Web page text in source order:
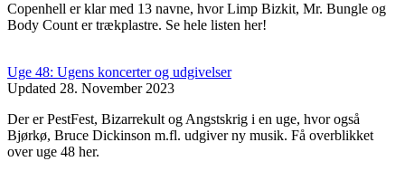
Copenhell er klar med 13 navne, hvor Limp Bizkit, Mr. Bungle og
Body Count er trækplastre. Se hele listen her!
Uge 48: Ugens koncerter og udgivelser
Updated 28. November 2023
Der er PestFest, Bizarrekult og Angstskrig i en uge, hvor også
Bjørkø, Bruce Dickinson m.fl. udgiver ny musik. Få overblikket
over uge 48 her.